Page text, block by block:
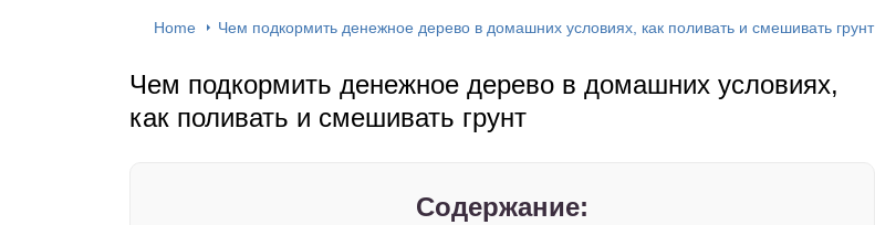
Home Чем подкормить денежное дерево в домашних условиях, как поливать и смешивать грунт
Чем подкормить денежное дерево в домашних условиях,
как поливать и смешивать грунт
Содержание: